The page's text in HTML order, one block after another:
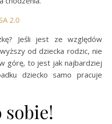
2.0
Jeśli jest ze względów
od dziecka rodzic, nie
górę, to jest jak najbardziej
dziecko samo pracuje
sobie!